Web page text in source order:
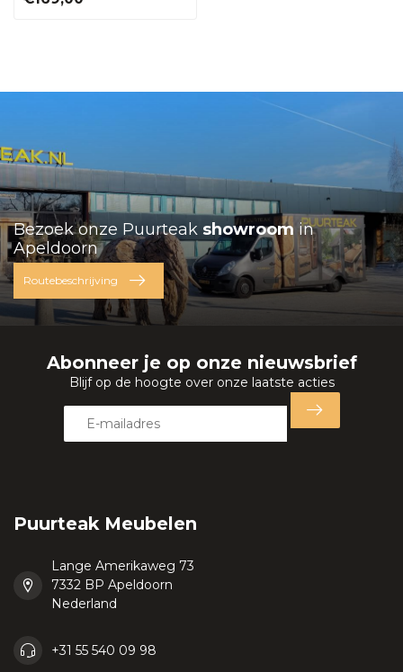
Bezoek onze Puurteak showroom in
Apeldoorn
Routebeschrijving
Abonneer je op onze nieuwsbrief
Blijf op de hoogte over onze laatste acties
Puurteak Meubelen
Lange Amerikaweg 73
7332 BP Apeldoorn
Nederland
+31 55 540 09 98